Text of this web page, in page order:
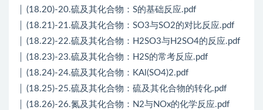
│ (18.20)-20.硫及其化合物：S的基础反应.pdf
│ (18.21)-21.硫及其化合物：SO3与SO2的对比反应.pdf
│ (18.22)-22.硫及其化合物：H2SO3与H2SO4的反应.pdf
│ (18.23)-23.硫及其化合物：H2S的常考反应.pdf
│ (18.24)-24.硫及其化合物：KAl(SO4)2.pdf
│ (18.25)-25.硫及其化合物：硫及其化合物的转化.pdf
│ (18.26)-26.氮及其化合物：N2与NOx的化学反应.pdf